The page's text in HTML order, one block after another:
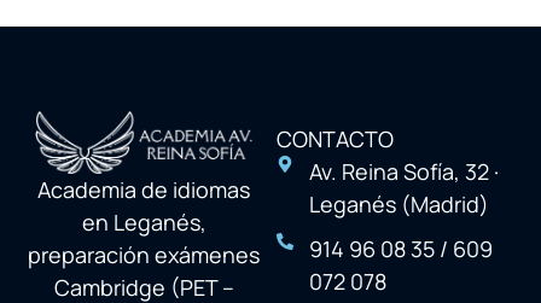
Academia de idiomas
en Leganés,
preparación exámenes
Cambridge (PET –
CONTACTO
Av. Reina Sofía, 32 ·
Leganés (Madrid)
914 96 08 35 / 609
072 078